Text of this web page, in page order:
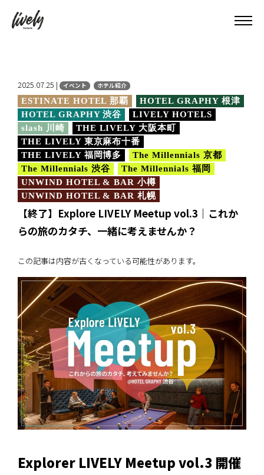
2025.07.25 | イベント ホテル紹介
ESTINATE HOTEL 那覇
HOTEL GRAPHY 根津
HOTEL GRAPHY 渋谷
LIVELY HOTELS
slash 川崎
THE LIVELY 大阪本町
THE LIVELY 東京麻布十番
THE LIVELY 福岡博多
The Millennials 京都
The Millennials 渋谷
The Millennials 福岡
UNWIND HOTEL & BAR 小樽
UNWIND HOTEL & BAR 札幌
【終了】Explore LIVELY Meetup vol.3｜これか
らの旅のカタチ、一緒に考えませんか？
この記事は内容が古くなっている可能性があります。
Explorer LIVELY Meetup vol.3 開催